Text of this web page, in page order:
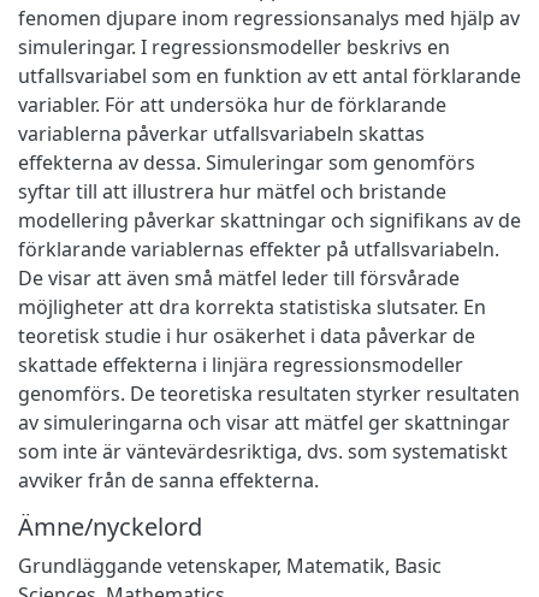
fenomen djupare inom regressionsanalys med hjälp av
simuleringar. I regressionsmodeller beskrivs en
utfallsvariabel som en funktion av ett antal förklarande
variabler. För att undersöka hur de förklarande
variablerna påverkar utfallsvariabeln skattas
effekterna av dessa. Simuleringar som genomförs
syftar till att illustrera hur mätfel och bristande
modellering påverkar skattningar och signifikans av de
förklarande variablernas effekter på utfallsvariabeln.
De visar att även små mätfel leder till försvårade
möjligheter att dra korrekta statistiska slutsater. En
teoretisk studie i hur osäkerhet i data påverkar de
skattade effekterna i linjära regressionsmodeller
genomförs. De teoretiska resultaten styrker resultaten
av simuleringarna och visar att mätfel ger skattningar
som inte är väntevärdesriktiga, dvs. som systematiskt
avviker från de sanna effekterna.
Ämne/nyckelord
Grundläggande vetenskaper, Matematik, Basic